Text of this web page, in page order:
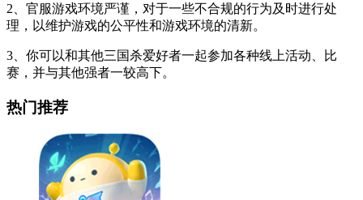
2、官服游戏环境严谨，对于一些不合规的行为及时进行处
理，以维护游戏的公平性和游戏环境的清新。
3、你可以和其他三国杀爱好者一起参加各种线上活动、比
赛，并与其他强者一较高下。
热门推荐